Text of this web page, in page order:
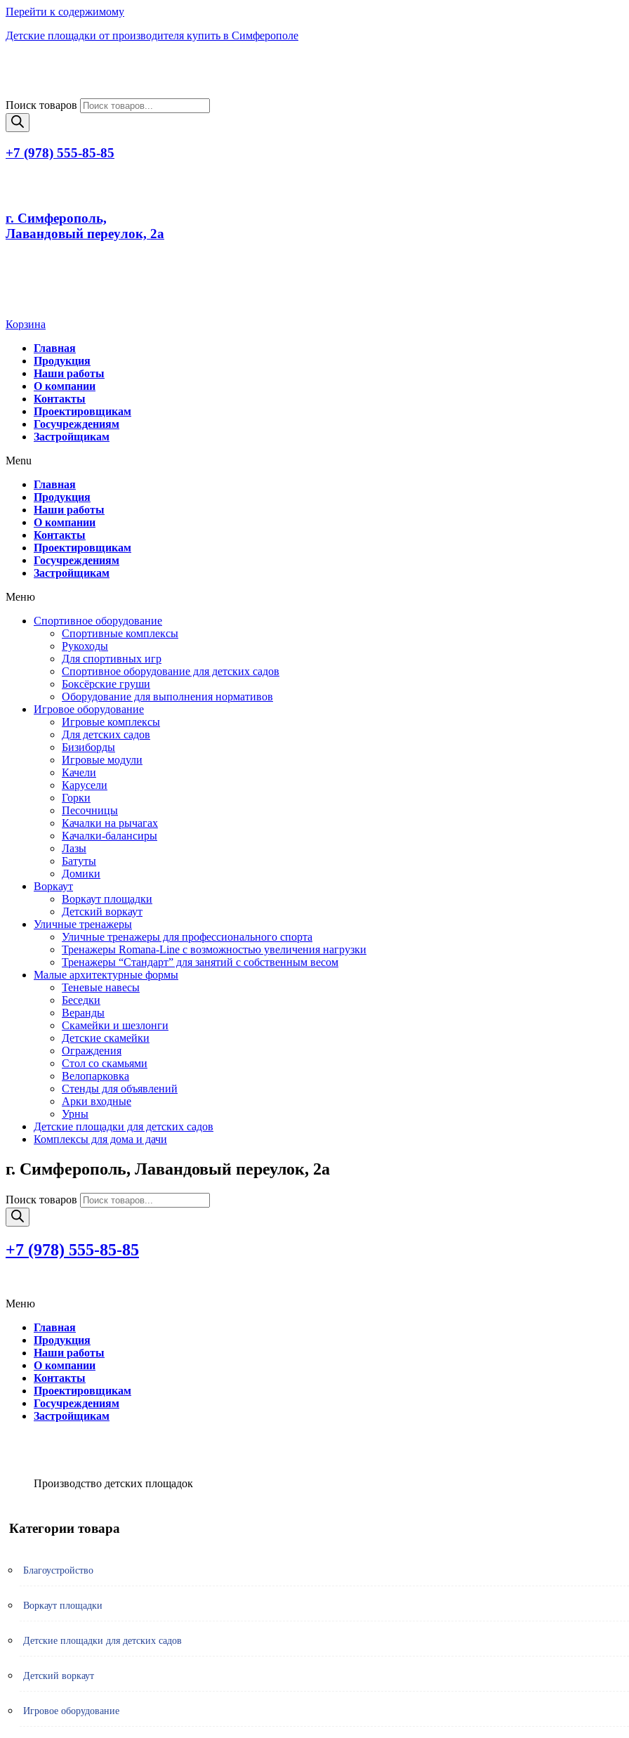
Перейти к содержимому
Детские площадки от производителя купить в Симферополе
Поиск товаров
+7 (978) 555-85-85
г. Симферополь,
Лавандовый переулок, 2а
Корзина
Главная
Продукция
Наши работы
О компании
Контакты
Проектировщикам
Госучреждениям
Застройщикам
Menu
Главная
Продукция
Наши работы
О компании
Контакты
Проектировщикам
Госучреждениям
Застройщикам
Меню
Спортивное оборудование
Спортивные комплексы
Рукоходы
Для спортивных игр
Спортивное оборудование для детских садов
Боксёрские груши
Оборудование для выполнения нормативов
Игровое оборудование
Игровые комплексы
Для детских садов
Бизиборды
Игровые модули
Качели
Карусели
Горки
Песочницы
Качалки на рычагах
Качалки-балансиры
Лазы
Батуты
Домики
Воркаут
Воркаут площадки
Детский воркаут
Уличные тренажеры
Уличные тренажеры для профессионального спорта
Тренажеры Romana-Line с возможностью увеличения нагрузки
Тренажеры “Стандарт” для занятий с собственным весом
Малые архитектурные формы
Теневые навесы
Беседки
Веранды
Скамейки и шезлонги
Детские скамейки
Ограждения
Стол со скамьями
Велопарковка
Стенды для объявлений
Арки входные
Урны
Детские площадки для детских садов
Комплексы для дома и дачи
г. Симферополь, Лавандовый переулок, 2а
Поиск товаров
+7 (978) 555-85-85
Меню
Главная
Продукция
Наши работы
О компании
Контакты
Проектировщикам
Госучреждениям
Застройщикам
Производство детских площадок
Категории товара
Благоустройство
Воркаут площадки
Детские площадки для детских садов
Детский воркаут
Игровое оборудование